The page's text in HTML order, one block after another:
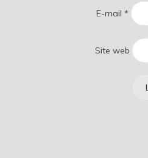
E-mail *
Site web